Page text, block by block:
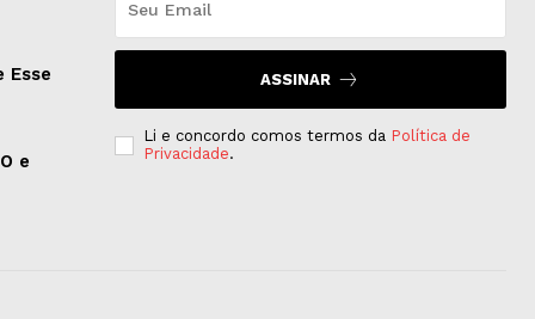
Esse
e
ASSINAR
Li e concordo comos termos da Política de
Privacidade.